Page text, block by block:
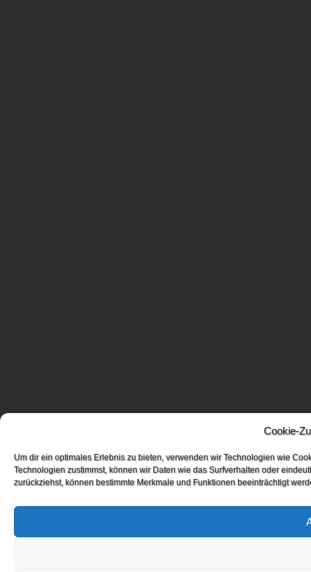
Cookie-
Um dir ein optimales Erlebnis zu bieten, verwenden wir Technologien wie
Technologien zustimmst, können wir Daten wie das Surfverhalten oder
zurückziehst, können bestimmte Merkmale und Funktionen beeinträchtigt